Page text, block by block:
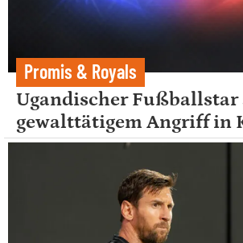
Promis & Royals
Ugandischer
gewalttätigem Angriff in